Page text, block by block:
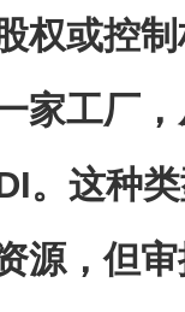
权或控
家工厂
。这种
源，但